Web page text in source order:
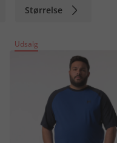
Størrelse
Udsalg